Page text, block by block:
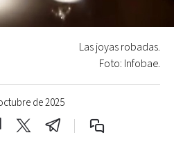
de 2025
Las joyas robadas.
Foto: Infobae.